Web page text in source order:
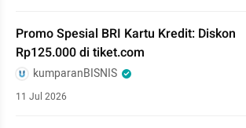
Promo Spesial BRI Kartu Kredit: Diskon
Rp125.000 di tiket.com
kumparanBISNIS
11 Jul 2026